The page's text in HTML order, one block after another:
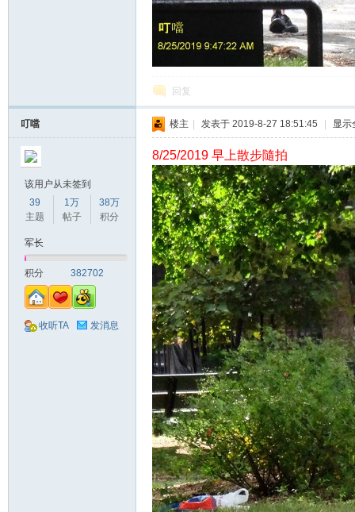
回复
叮噹
该用户从未签到
39
主题
1万
帖子
38万
积分
军长
积分 382702
收听TA 发消息
楼主 发表于 2019-8-27 18:51:45 显示
8/25/2019 早上散步隨拍